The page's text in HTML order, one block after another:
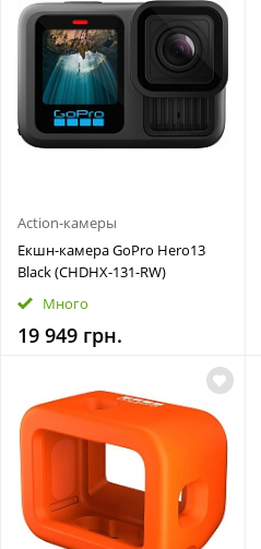
Action-камеры
Екшн-камера GoPro Hero13
Black (CHDHX-131-RW)
Много
19 949 грн.